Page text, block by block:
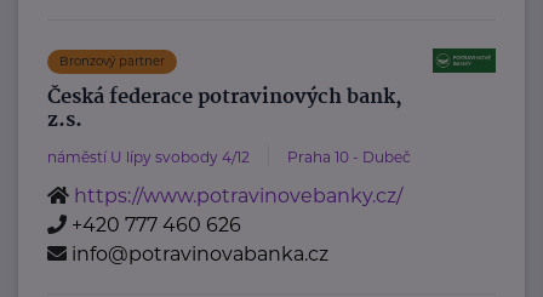
Bronzový partner
Česká federace potravinových bank,
z.s.
náměstí U lípy svobody 4/12 Praha 10 - Dubeč
https://www.potravinovebanky.cz/
+420 777 460 626
info@potravinovabanka.cz